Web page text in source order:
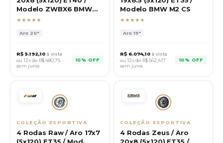
Modelo ZWBX6 BMW
M135
★★★★★
Aro 20"
R$ 5.192,10 à vista
ou 12x de R$480,75
sem juros
10% OFF
Modelo BMW M2 CS
★★★★★
Aro19"
R$ 6.074,10 à vista
ou 12x de R$562,417
sem juros
10% OFF
COLEÇÃO ESPORTIVA
4 Rodas Raw / Aro 17x7
(5x120) ET35 / Mod.
COLEÇÃO ESPORTIVA
4 Rodas Zeus / Aro
20x8 (5x120) ET35 /